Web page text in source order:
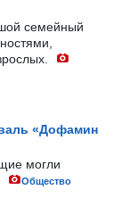
семейный
«Дофамин
могли
Общество